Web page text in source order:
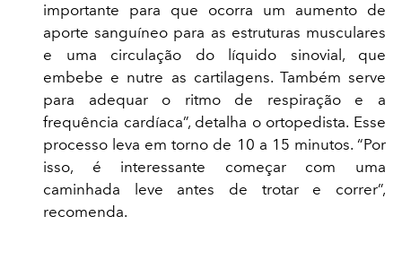
importante para que ocorra um aumento de
aporte sanguíneo para as estruturas musculares
e uma circulação do líquido sinovial, que
embebe e nutre as cartilagens. Também serve
para adequar o ritmo de respiração e a
frequência cardíaca”, detalha o ortopedista. Esse
processo leva em torno de 10 a 15 minutos. “Por
isso, é interessante começar com uma
caminhada leve antes de trotar e correr”,
recomenda.